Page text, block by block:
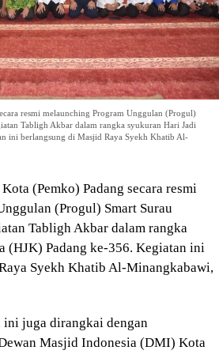
resmi melaunching Program Unggulan (Progul)
Tabligh Akbar dalam rangka syukuran Hari Jadi
ini berlangsung di Masjid Raya Syekh Khatib Al-
(Pemko) Padang secara resmi
(Progul) Smart Surau
Tabligh Akbar dalam rangka
(HJK) Padang ke-356. Kegiatan ini
Syekh Khatib Al-Minangkabawi,
ini juga dirangkai dengan
Masjid Indonesia (DMI) Kota